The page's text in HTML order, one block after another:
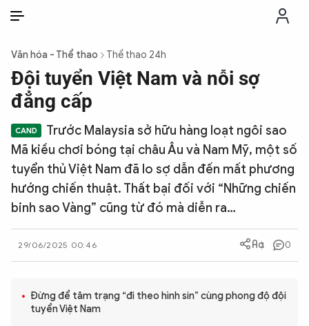
THỜI SỰ
CHỐNG DIỄN BIẾN HÒA BÌNH
CÔNG AN TRONG LÒNG DÂN
XÃ HỘI
PHÁP LUẬT
Văn hóa - Thể thao Thể thao 24h
Đội tuyển Việt Nam và nỗi sợ
đẳng cấp
Trước Malaysia sở hữu hàng loạt ngôi sao
Mã kiều chơi bóng tại châu Âu và Nam Mỹ, một số
tuyển thủ Việt Nam đã lo sợ dẫn đến mất phương
hướng chiến thuật. Thất bại đối với “Những chiến
binh sao Vàng” cũng từ đó mà diễn ra…
29/06/2025 00:46 0
Đừng để tâm trạng “đi theo hình sin” cùng phong độ đội
tuyển Việt Nam